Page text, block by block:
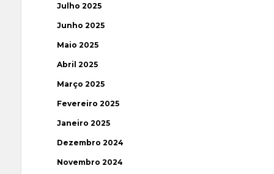
Julho 2025
Junho 2025
Maio 2025
Abril 2025
Março 2025
Fevereiro 2025
Janeiro 2025
Dezembro 2024
Novembro 2024